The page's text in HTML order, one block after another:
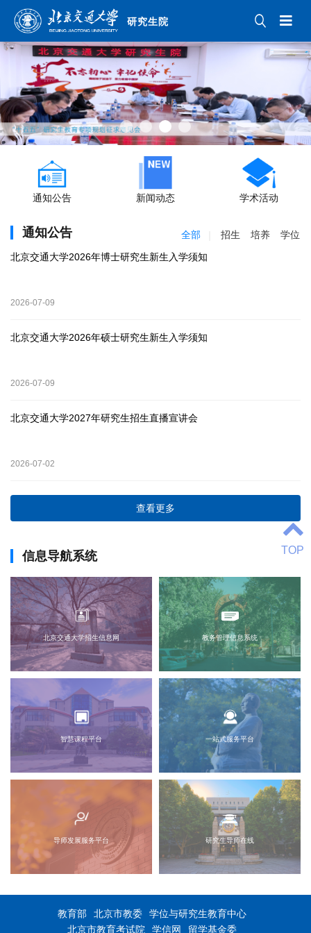
研究生院
通知公告 新闻动态 学术活动
通知公告 全部 招生 培养
学位
北京交通大学2026年博士研究生新生入学须知
2026-07-09
北京交通大学2026年硕士研究生新生入学须知
2026-07-09
北京交通大学2027年研究生招生直播宣讲会
2026-07-02
查看更多
信息导航系统
北京交通大学招生信息网 教务管理信息系统
智慧课程平台 一站式服务平台
导师发展服务平台 研究生导师在线
教育部 北京市教委
学位与研究生教育中心
北京市教育考试院
学信网 留学基金委
TOP